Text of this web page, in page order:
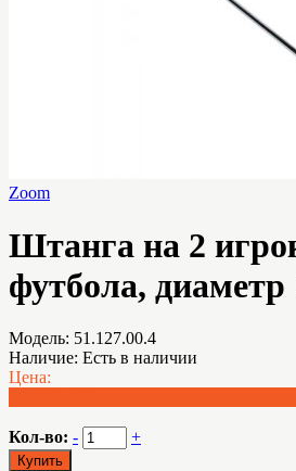
Zoom
Штанга на 2
футбола,
Модель: 51.127.00.4
Наличие: Есть в наличии
Цена:
Кол-во: - +